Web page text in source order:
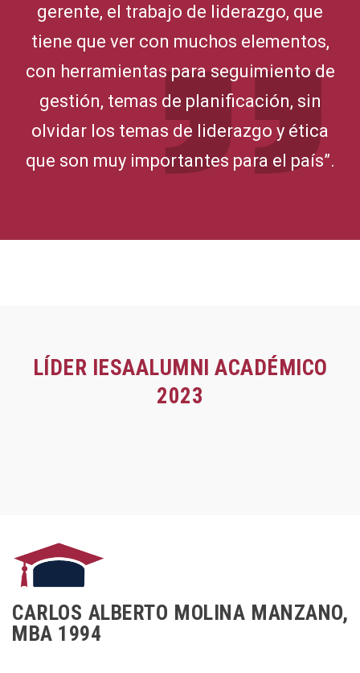
gerente, el trabajo de liderazgo, que
tiene que ver con muchos elementos,
con herramientas para seguimiento de
gestión, temas de planificación, sin
olvidar los temas de liderazgo y ética
que son muy importantes para el país”.
LÍDER IESAALUMNI ACADÉMICO
2023
CARLOS ALBERTO MOLINA MANZANO,
MBA 1994